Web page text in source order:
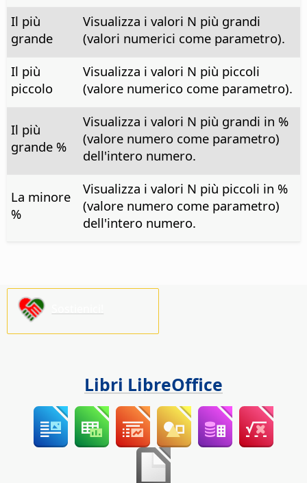
Il più
grande
Visualizza i valori N più grandi
(valori numerici come parametro).
Il più
piccolo
Visualizza i valori N più piccoli
(valore numerico come parametro).
Il più
grande %
Visualizza i valori N più grandi in %
(valore numero come parametro)
dell'intero numero.
La minore
%
Visualizza i valori N più piccoli in %
(valore numero come parametro)
dell'intero numero.
Libri LibreOffice